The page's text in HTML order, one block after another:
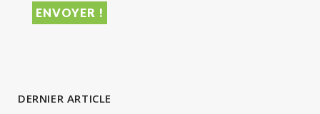
DERNIER ARTICLE